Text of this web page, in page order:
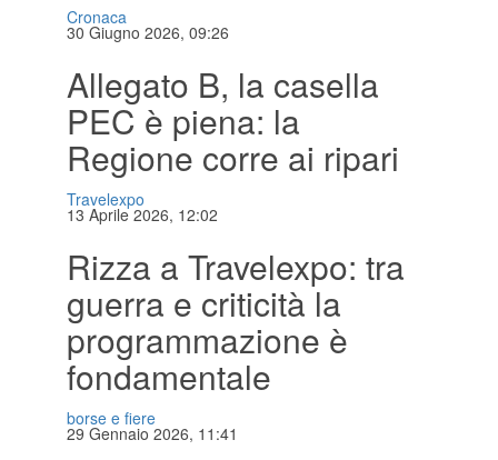
Cronaca
30 Giugno 2026, 09:26
Allegato B, la casella
PEC è piena: la
Regione corre ai ripari
Travelexpo
13 Aprile 2026, 12:02
Rizza a Travelexpo: tra
guerra e criticità la
programmazione è
fondamentale
borse e fiere
29 Gennaio 2026, 11:41